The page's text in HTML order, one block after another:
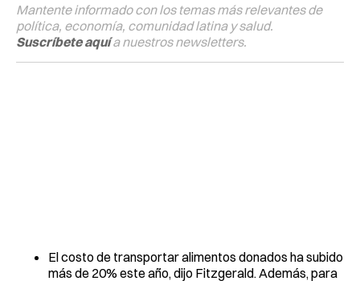
Mantente informado con los temas más relevantes de
política, economía, comunidad latina y salud.
Suscríbete aquía nuestros newsletters.
El costo de transportar alimentos donados ha subido
más de 20% este año, dijo Fitzgerald. Además, para